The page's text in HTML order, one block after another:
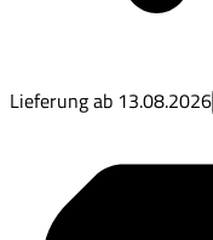
Lieferung ab 13.08.2026